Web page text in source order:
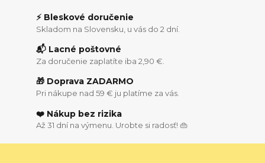
⚡ Bleskové doručenie
Skladom na Slovensku, u vás do 2 dní.
📬 Lacné poštovné
Za doručenie zaplatíte iba 2,90 €.
🎁 Doprava ZADARMO
Pri nákupe nad 59 € ju platíme za vás.
❤️ Nákup bez rizika
Až 31 dní na výmenu. Urobte si radosť! 👜